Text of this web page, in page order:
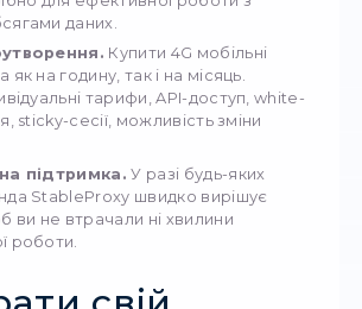
даних із різних регіонів.
мобільних додатків і
проксі дозволяє
відображається в різних
а також перевірити
у реальних умовах.